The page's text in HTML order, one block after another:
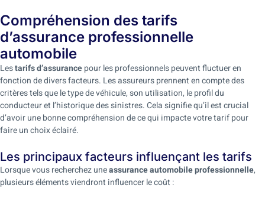
Compréhension des tarifs
d’assurance professionnelle
automobile
Lestarifs d’assurancepour les professionnels peuvent fluctuer en
fonction de divers facteurs. Les assureurs prennent en compte des
critères tels que le type de véhicule, son utilisation, le profil du
conducteur et l’historique des sinistres. Cela signifie qu’il est crucial
d’avoir une bonne compréhension de ce qui impacte votre tarif pour
faire un choix éclairé.
Les principaux facteurs influençant les tarifs
Lorsque vous recherchez uneassurance automobile professionnelle,
plusieurs éléments viendront influencer le coût :